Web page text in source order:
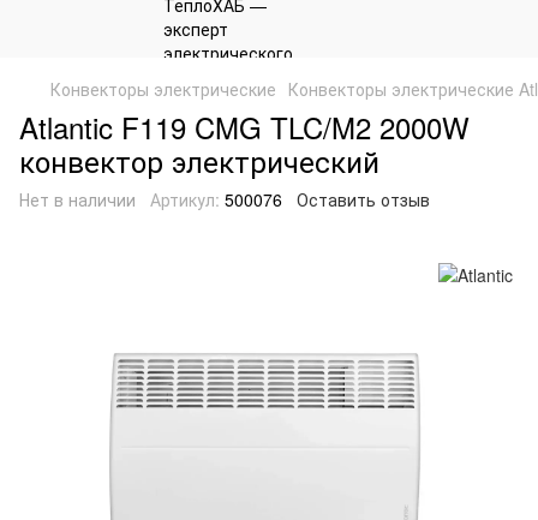
Конвекторы электрические Конвекторы электрические
Atlantic F119 CMG TLC/M2 2000W
конвектор электрический
Нет в наличии Артикул: 500076 Оставить отзыв